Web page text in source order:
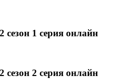
сезон 1 серия онлайн
сезон 2 серия онлайн